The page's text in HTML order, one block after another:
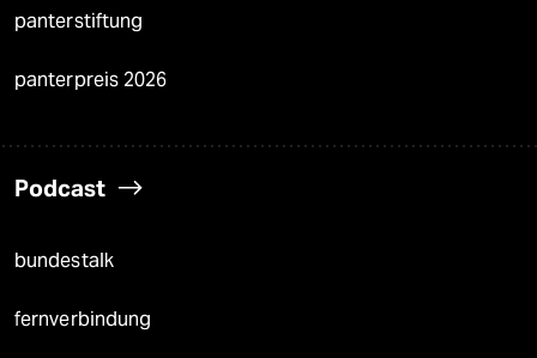
panterstiftung
panterpreis 2026
Podcast
bundestalk
fernverbindung